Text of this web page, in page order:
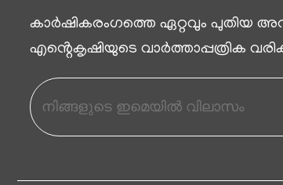
കാര്‍ഷികരംഗത്തെ ഏറ്റവും പുതിയ
എൻ്റെകൃഷിയുടെ വാര്‍ത്താപ്പത്രിക